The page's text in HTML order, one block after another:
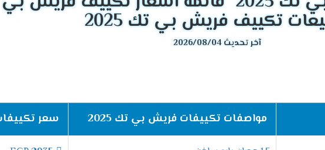
آخر تحديث 2026/08/04
مواصفات تكييفات فريش بي تك 2025 سعر